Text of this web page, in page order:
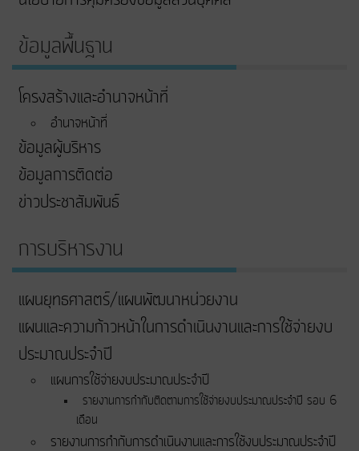
ข้อมูลพื้นฐาน
โครงสร้างและอำนาจหน้าที่
อำนาจหน้าที่
ข้อมูลผู้บริหาร
ข้อมูลการติดต่อ
ข่าวประชาสัมพันธ์
การบริหารงาน
แผนยุทธศาสตร์/แผนพัฒนาหน่วยงาน
แผนและความก้าวหน้าในการดําเนินงานและการใช้จ่ายงบ
ประมาณประจําปี
แผนการใช้จ่ายงบประมาณประจำปี
รายงานการกำกับติดตามการใช้จ่ายงบประมาณประจำปี รอบ 6
เดือน
รายงานการกำกับการดำเนินงานและการใช้งบประมาณประจำปี